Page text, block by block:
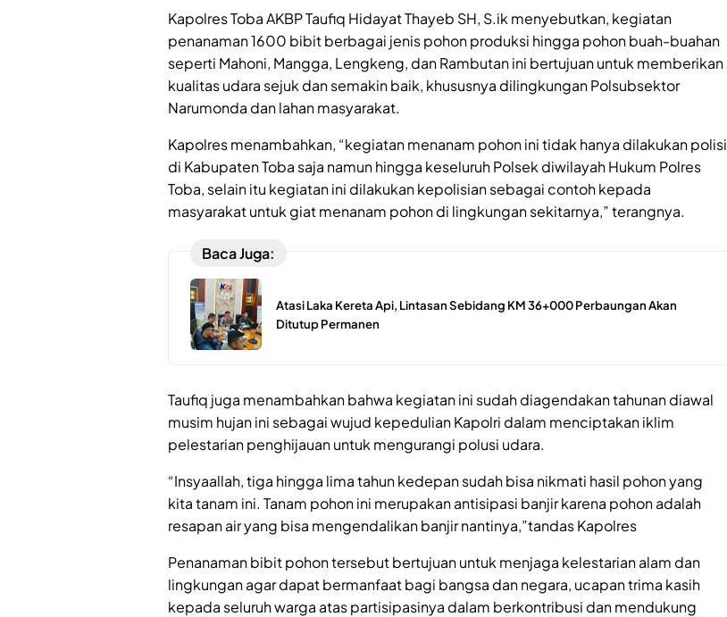
Kapolres Toba AKBP Taufiq Hidayat Thayeb SH, S.ik menyebutkan, kegiatan
penanaman 1600 bibit berbagai jenis pohon produksi hingga pohon buah-buahan
seperti Mahoni, Mangga, Lengkeng, dan Rambutan ini bertujuan untuk memberikan
kualitas udara sejuk dan semakin baik, khususnya dilingkungan Polsubsektor
Narumonda dan lahan masyarakat.
Kapolres menambahkan, “kegiatan menanam pohon ini tidak hanya dilakukan polisi
di Kabupaten Toba saja namun hingga keseluruh Polsek diwilayah Hukum Polres
Toba, selain itu kegiatan ini dilakukan kepolisian sebagai contoh kepada
masyarakat untuk giat menanam pohon di lingkungan sekitarnya,” terangnya.
Baca Juga:
Atasi Laka Kereta Api, Lintasan Sebidang KM 36+000 Perbaungan Akan
Ditutup Permanen
Taufiq juga menambahkan bahwa kegiatan ini sudah diagendakan tahunan diawal
musim hujan ini sebagai wujud kepedulian Kapolri dalam menciptakan iklim
pelestarian penghijauan untuk mengurangi polusi udara.
“Insyaallah, tiga hingga lima tahun kedepan sudah bisa nikmati hasil pohon yang
kita tanam ini. Tanam pohon ini merupakan antisipasi banjir karena pohon adalah
resapan air yang bisa mengendalikan banjir nantinya,”tandas Kapolres
Penanaman bibit pohon tersebut bertujuan untuk menjaga kelestarian alam dan
lingkungan agar dapat bermanfaat bagi bangsa dan negara, ucapan trima kasih
kepada seluruh warga atas partisipasinya dalam berkontribusi dan mendukung